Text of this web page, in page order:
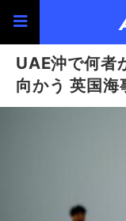
UAE沖で何者
向かう 英国海